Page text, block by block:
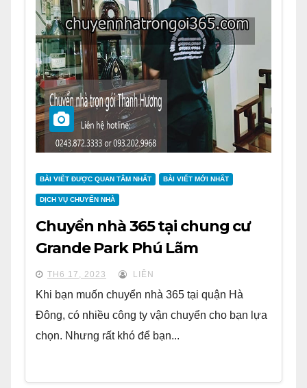
BÀI VIẾT ĐƯỢC QUAN TÂM NHẤT BÀI VIẾT MỚI NHẤT
DỊCH VỤ CHUYỂN NHÀ
Chuyển nhà 365 tại chung cư
Grande Park Phú Lãm
TH6 17, 2023 LIÊN
Khi bạn muốn chuyển nhà 365 tại quận Hà
Đông, có nhiều công ty vận chuyển cho bạn lựa
chọn. Nhưng rất khó để bạn...